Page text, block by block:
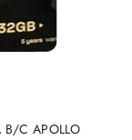
B/C APOLLO